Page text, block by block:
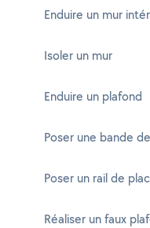
Enduire un mur
Isoler un mur
Enduire un plafond
Poser une bande
Poser un rail de
Réaliser un faux